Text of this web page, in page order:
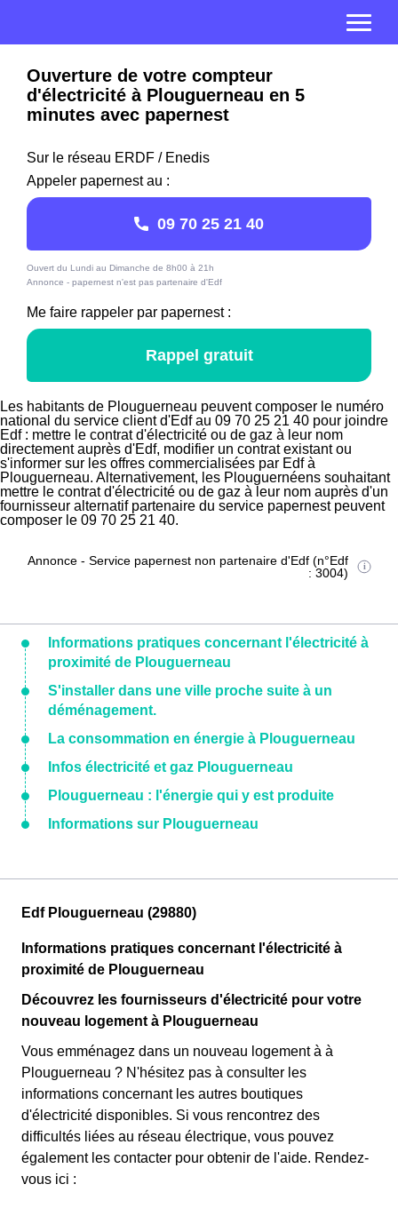
Ouverture de votre compteur
d'électricité à Plouguerneau en 5
minutes avec papernest
Sur le réseau ERDF / Enedis
Appeler papernest au :
09 70 25 21 40
Ouvert du Lundi au Dimanche de 8h00 à 21h
Annonce - papernest n'est pas partenaire d'Edf
Me faire rappeler par papernest :
Rappel gratuit
Les habitants de Plouguerneau peuvent composer le numéro
national du service client d'Edf au 09 70 25 21 40 pour joindre
Edf : mettre le contrat d'électricité ou de gaz à leur nom
directement auprès d'Edf, modifier un contrat existant ou
s'informer sur les offres commercialisées par Edf à
Plouguerneau. Alternativement, les Plouguernéens souhaitant
mettre le contrat d'électricité ou de gaz à leur nom auprès d'un
fournisseur alternatif partenaire du service papernest peuvent
composer le 09 70 25 21 40.
Annonce - Service papernest non partenaire d'Edf (n°Edf
: 3004)
Informations pratiques concernant l'électricité à
proximité de Plouguerneau
S'installer dans une ville proche suite à un
déménagement.
La consommation en énergie à Plouguerneau
Infos électricité et gaz Plouguerneau
Plouguerneau : l'énergie qui y est produite
Informations sur Plouguerneau
Edf Plouguerneau (29880)
Informations pratiques concernant l'électricité à
proximité de Plouguerneau
Découvrez les fournisseurs d'électricité pour votre
nouveau logement à Plouguerneau
Vous emménagez dans un nouveau logement à à
Plouguerneau ? N'hésitez pas à consulter les
informations concernant les autres boutiques
d'électricité disponibles. Si vous rencontrez des
difficultés liées au réseau électrique, vous pouvez
également les contacter pour obtenir de l'aide. Rendez-
vous ici :